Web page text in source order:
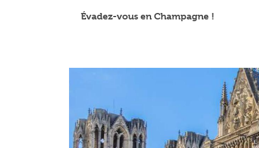
Évadez-vous en Champagne !